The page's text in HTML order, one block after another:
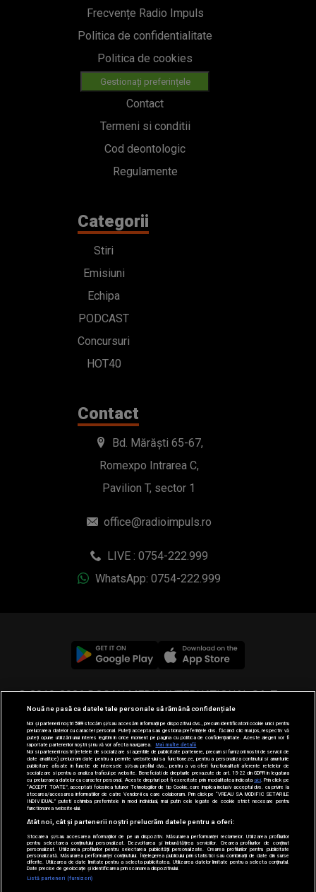
Frecvențe Radio Impuls
Politica de confidentialitate
Politica de cookies
Gestionați preferințele
Contact
Termeni si conditii
Cod deontologic
Regulamente
Categorii
Stiri
Emisiuni
Echipa
PODCAST
Concursuri
HOT40
Contact
Bd. Mărăști 65-67,
Romexpo Intrarea C,
Pavilion T, sector 1
office@radioimpuls.ro
LIVE : 0754-222.999
WhatsApp: 0754-222.999
© 2019-2026 DOGAN MEDIA INTERNATIONAL SA, Toate
drepturile rezervate.
Nouă ne pasă ca datele tale personale să rămână confidențiale
Noi și partenerii noștri589stocăm și/sau accesăm informații pe dispozitivul dvs., precum identificatorii cookie unici pentru
prelucrarea datelor cu caracter personal. Puteți accepta sau gestiona preferințele dvs. făcând clic mai jos, respectiv vă
puteți opune utilizării unui interes legitim în orice moment pe pagina cu politica de confidențialitate. Aceste alegeri vor fi
raportate partenerilor noștri și nu vă vor afecta navigarea.
Mai multe detalii
Noi si partenerii nostri (retelele de socializare si agentiile de publicitate partenere, precum si furnizorii nostri de servicii de
date analitice) prelucram date pentru a permite website-ului sa functioneze, pentru a personaliza continutul si anunturile
publicitare afisate in functie de interesele si/sau profilul dvs., pentru a va oferi functionalitati aferente retelelor de
socializare si pentru a analiza traficul pe website. Beneficiati de drepturile prevazute de art. 15-22 din GDPR in legatura
cu prelucrarea datelor cu caracter personal. Aceste drepturi pot fi exercitate prin modalitatea indicataaici . Prin click pe
“ACCEPT TOATE”, acceptati folosirea tuturor Tehnologiilor de tip Cookie, care implica inclusiv acceptul dvs. cu privire la
stocarea/accesarea informatiilor de catre Vendor-ii cu care colaboram. Prin click pe “VREAU SA MODIFIC SETARILE
INDIVIDUAL” puteti schimba preferintele in mod individual, mai putin cele legate de cookie strict necesare pentru
functionarea website-ului.
Atât noi, cât și partenerii noștri prelucrăm datele pentru a oferi:
Stocarea și/sau accesarea informațiilor de pe un dispozitiv. Măsurarea performanței reclamelor. Utilizarea profilurilor
pentru selectarea conținutului personalizat. Dezvoltarea și îmbunătățirea serviciilor. Crearea profilurilor de conținut
personalizat. Utilizarea profilurilor pentru selectarea publicității personalizate. Crearea profilurilor pentru publicitate
personalizată. Măsurarea performanței conținutului. Înțelegerea publicului prin statistici sau combinații de date din surse
diferite. Utilizarea de date limitate pentru a selecta publicitatea. Utilizarea datelor limitate pentru a selecta conținutul.
Date precise de geolocație și identificarea prin scanarea dispozitivului.
Listă parteneri (furnizori)